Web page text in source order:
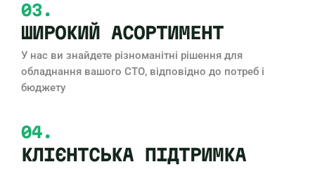
03.
ШИРОКИЙ АСОРТИМЕНТ
У нас ви знайдете різноманітні рішення для
обладнання вашого СТО, відповідно до потреб і
бюджету
04.
КЛІЄНТСЬКА ПІДТРИМКА